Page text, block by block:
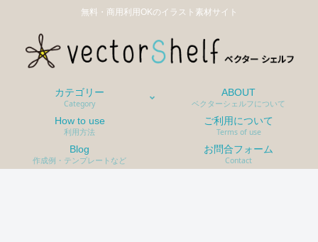
無料・商用利用OKのイラスト素材サイト
カテゴリー
Category
ABOUT
ベクターシェルフについて
How to use
利用方法
ご利用について
Terms of use
Blog
作成例・テンプレートなど
お問合フォーム
Contact